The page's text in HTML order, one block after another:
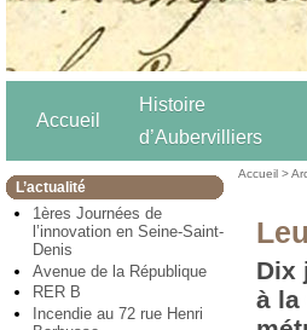
Accueil
Histoire
d’Aubervilliers
L’actualité
1ères Journées de
l’innovation en Seine-Saint-
Denis
Avenue de la République
RER B
Incendie au 72 rue Henri
Accueil >
Dix
à la